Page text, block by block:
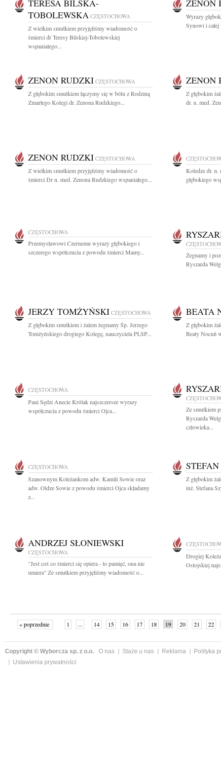
TERESA BILSKA-
TOBOLEWSKA CZĘSTOCHOWA
Z wielkim smutkiem przyjęliśmy wiadomość o
śmierci dr Teresy Bilskiej-Tobolewskiej
wspaniałego...
ZENON
Wyrazy
Synowi i
ZENON RUDZKI CZĘSTOCHOWA
Z głębokim smutkiem łączymy się w bólu z Rodziną
Zmarłego Kolegi dr. Zenona Rudzkiego...
ZENON
Z głębokim
dr. n. med.
ZENON RUDZKI CZĘSTOCHOWA
Z wielkim smutkiem przyjęliśmy wiadomość o
śmierci Dr n. med. Zenona Rudzkiego wspaniałego...
Koledze dr. n.
głębokiego
CZĘSTOCHOWA
Przemysławowi Czernemu wyrazy głębokiego i
szczerego współczucia z powodu śmierci Mamy...
Żegnamy i
Ryszarda
JERZY TOMŻYŃSKI CZĘSTOCHOWA
Z głębokim smutkiem i żalem żegnamy Śp. Jerzego
Tomżyńskiego drogiego Kolegę, nauczyciela PLSP...
BEATA
Z głębokim
Beaty Nocuń
CZĘSTOCHOWA
Pani Sędzi Anecie Królak najszczersze wyrazy
współczucia z powodu śmierci Ojca...
Ze smutkiem
Ryszarda
człowieka...
CZĘSTOCHOWA
Szanownym Koleżankom adw. Kamili Sowie oraz
adw. Oldze Sowie z powodu śmierci Ojca składamy
z...
Z głębokim
inż. Stefana
ANDRZEJ SŁONIEWSKI
CZĘSTOCHOWA
"Jest coś co śmierci się opiera - to pamięć, ona nie
umiera" Ze smutkiem przyjęliśmy wiadomość o...
Drogiej
Ostojskiej
« poprzednie 1 ... 14 15 16 17 18 19 20 21
22
Copyright © Wyborcza sp. z o.o. O nas Staże u nas Reklama
Polityka
Ustawienia prywatności